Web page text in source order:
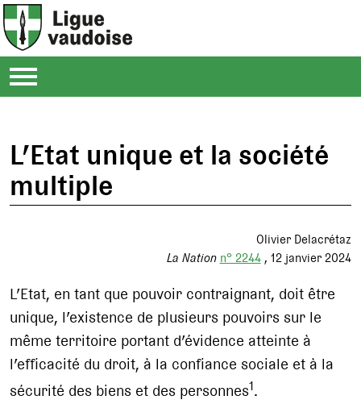
L’Etat unique et la société
multiple
Olivier Delacrétaz
La Nation n° 2244 12 janvier 2024
L’Etat, en tant que pouvoir contraignant, doit être
unique, l’existence de plusieurs pouvoirs sur le
même territoire portant d’évidence atteinte à
l’efficacité du droit, à la confiance sociale et à la
sécurité des biens et des personnes1.